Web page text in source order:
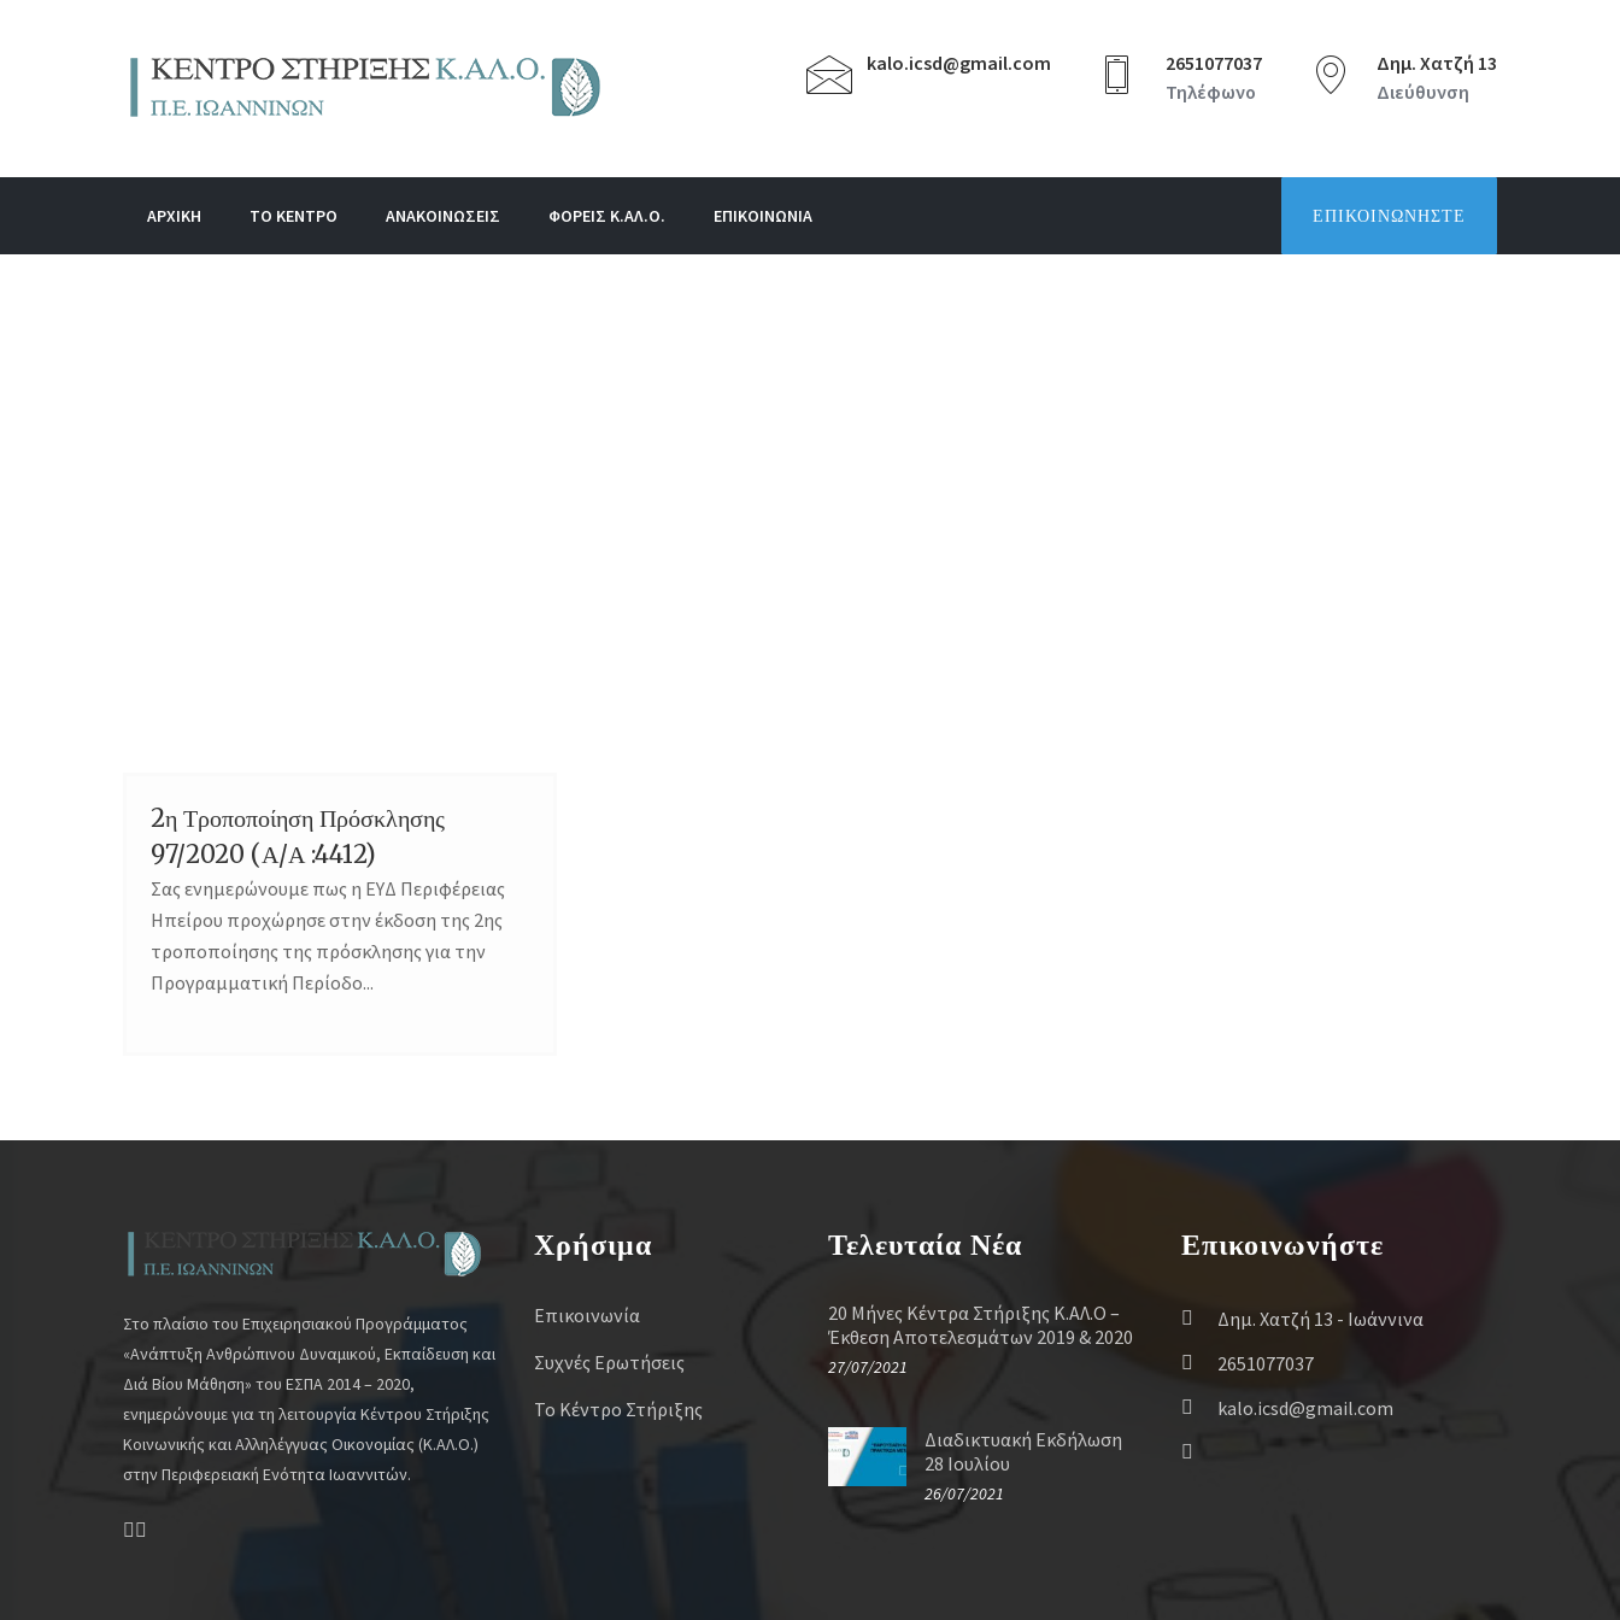
kalo.icsd@gmail.com
2651077037
Τηλέφωνο
Δημ. Χατζή 13
Διεύθυνση
ΑΡΧΙΚΗ ΤΟ ΚΕΝΤΡΟ ΑΝΑΚΟΙΝΩΣΕΙΣ ΦΟΡΕΙΣ Κ.ΑΛ.Ο. ΕΠΙΚΟΙΝΩΝΙΑ ΕΠΙΚΟΙΝΩΝΉΣΤΕ
2η Τροποποίηση Πρόσκλησης
97/2020 (Α/Α :4412)
Σας ενημερώνουμε πως η ΕΥΔ Περιφέρειας
Ηπείρου προχώρησε στην έκδοση της 2ης
τροποποίησης της πρόσκλησης για την
Προγραμματική Περίοδο...
Στο πλαίσιο του Επιχειρησιακού Προγράμματος
«Ανάπτυξη Ανθρώπινου Δυναμικού, Εκπαίδευση και
Διά Βίου Μάθηση» του ΕΣΠΑ 2014 – 2020,
ενημερώνουμε για τη λειτουργία Κέντρου Στήριξης
Κοινωνικής και Αλληλέγγυας Οικονομίας (Κ.ΑΛ.Ο.)
στην Περιφερειακή Ενότητα Ιωαννιτών.
Χρήσιμα
Επικοινωνία
Συχνές Ερωτήσεις
Το Κέντρο Στήριξης
Τελευταία Νέα
20 Μήνες Κέντρα Στήριξης Κ.ΑΛ.Ο –
Έκθεση Αποτελεσμάτων 2019 & 2020
27/07/2021
Διαδικτυακή Εκδήλωση
28 Ιουλίου
26/07/2021
Επικοινωνήστε
Δημ. Χατζή 13 - Ιωάννινα
2651077037
kalo.icsd@gmail.com